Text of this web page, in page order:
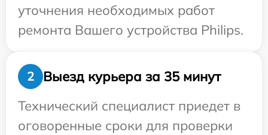
уточнения необходимых работ
ремонта Вашего устройства Philips.
2
Выезд курьера за 35 минут
Технический специалист приедет в
оговоренные сроки для проверки